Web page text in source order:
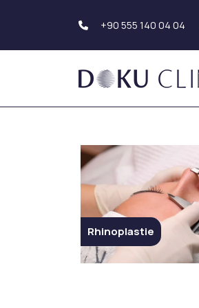
+90 555 140 04 04
Greffe de cheveux
Greffe de barbe
Greffe de sourcils
Rhinoplastie
Rhinoplastie ethnique
Tip Rhinoplastie
Rhinoplastie